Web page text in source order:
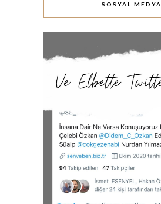
SOSYAL MEDYA